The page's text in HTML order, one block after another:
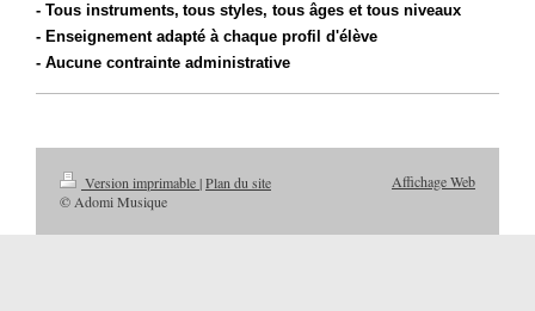
- Tous instruments, tous styles, tous âges et tous niveaux
- Enseignement adapté à chaque profil d'élève
- Aucune contrainte administrative
Version imprimable|Plan du site
© Adomi Musique
Affichage Web